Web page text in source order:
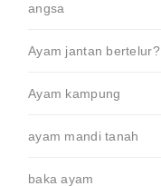
angsa
Ayam jantan bertelur?
Ayam kampung
ayam mandi tanah
baka ayam